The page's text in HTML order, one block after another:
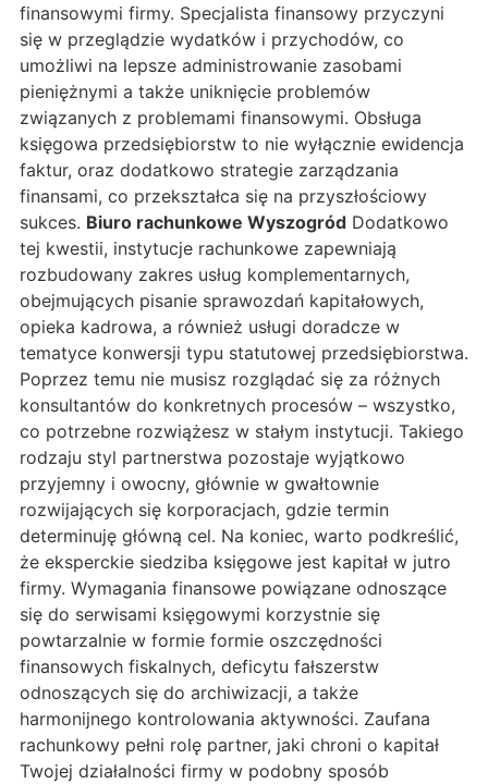
finansowymi firmy. Specjalista finansowy przyczyni
się w przeglądzie wydatków i przychodów, co
umożliwi na lepsze administrowanie zasobami
pieniężnymi a także uniknięcie problemów
związanych z problemami finansowymi. Obsługa
księgowa przedsiębiorstw to nie wyłącznie ewidencja
faktur, oraz dodatkowo strategie zarządzania
finansami, co przekształca się na przyszłościowy
sukces. Biuro rachunkowe Wyszogród Dodatkowo
tej kwestii, instytucje rachunkowe zapewniają
rozbudowany zakres usług komplementarnych,
obejmujących pisanie sprawozdań kapitałowych,
opieka kadrowa, a również usługi doradcze w
tematyce konwersji typu statutowej przedsiębiorstwa.
Poprzez temu nie musisz rozglądać się za różnych
konsultantów do konkretnych procesów – wszystko,
co potrzebne rozwiążesz w stałym instytucji. Takiego
rodzaju styl partnerstwa pozostaje wyjątkowo
przyjemny i owocny, głównie w gwałtownie
rozwijających się korporacjach, gdzie termin
determinuję główną cel. Na koniec, warto podkreślić,
że eksperckie siedziba księgowe jest kapitał w jutro
firmy. Wymagania finansowe powiązane odnoszące
się do serwisami księgowymi korzystnie się
powtarzalnie w formie formie oszczędności
finansowych fiskalnych, deficytu fałszerstw
odnoszących się do archiwizacji, a także
harmonijnego kontrolowania aktywności. Zaufana
rachunkowy pełni rolę partner, jaki chroni o kapitał
Twojej działalności firmy w podobny sposób